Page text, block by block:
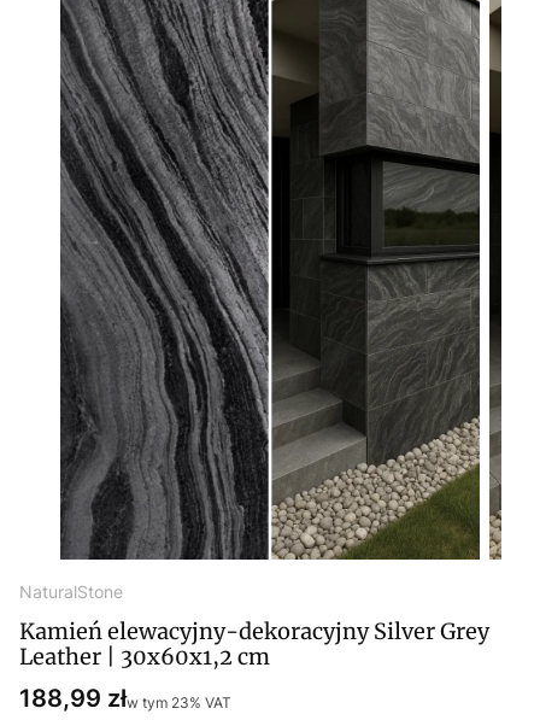
NaturalStone
Kamień elewacyjny-dekoracyjny Silver Grey
Leather | 30x60x1,2 cm
Cena
188,99 złw tym 23% VAT
w tym 23% VAT